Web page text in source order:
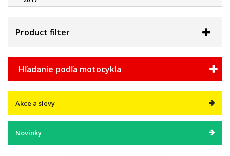
Product filter
Hľadanie podľa motocykla
Akce a slevy
Novinky